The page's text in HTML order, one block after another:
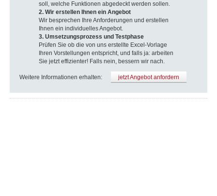
soll, welche Funktionen abgedeckt werden sollen.
2. Wir erstellen Ihnen ein Angebot
Wir besprechen Ihre Anforderungen und erstellen
Ihnen ein individuelles Angebot.
3. Umsetzungsprozess und Testphase
Prüfen Sie ob die von uns erstellte Excel-Vorlage
Ihren Vorstellungen entspricht, und falls ja: arbeiten
Sie jetzt effizienter! Falls nein, bessern wir nach.
Weitere Informationen erhalten: jetzt Angebot anfordern